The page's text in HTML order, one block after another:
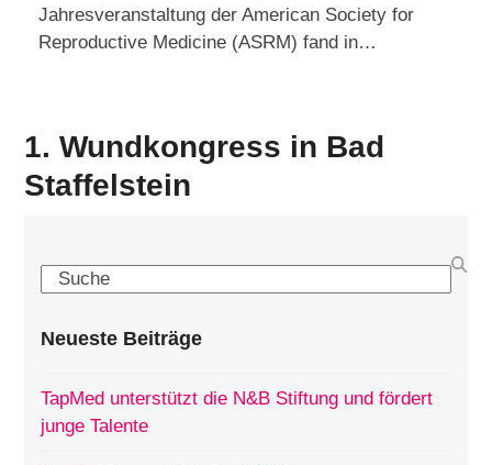
Jahresveranstaltung der American Society for
Reproductive Medicine (ASRM) fand in…
1. Wundkongress in Bad
Staffelstein
Search
Neueste Beiträge
TapMed unterstützt die N&B Stiftung und fördert
junge Talente